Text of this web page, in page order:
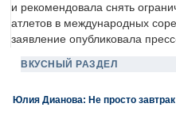
и рекомендовала снять
атлетов в международных
заявление опубликовала
ВКУСНЫЙ РАЗДЕЛ
Юлия Дианова: Не просто завтрак